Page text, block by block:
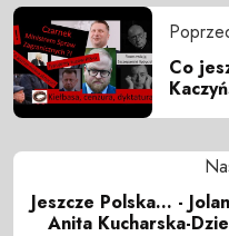
Co
Jeszcze Polska... -
Anita Kucharska-